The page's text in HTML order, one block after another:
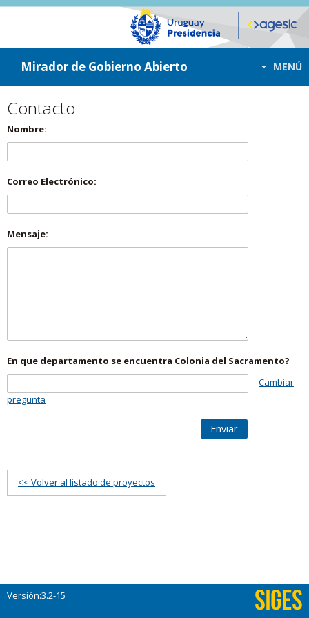
ir a contenido
ir al menú
Mirador de Gobierno Abierto MENÚ
Contacto
Nombre:
Correo Electrónico:
Mensaje:
En que departamento se encuentra Colonia del Sacramento?
Cambiar
pregunta
Enviar
<< Volver al listado de proyectos
Versión:3.2-15